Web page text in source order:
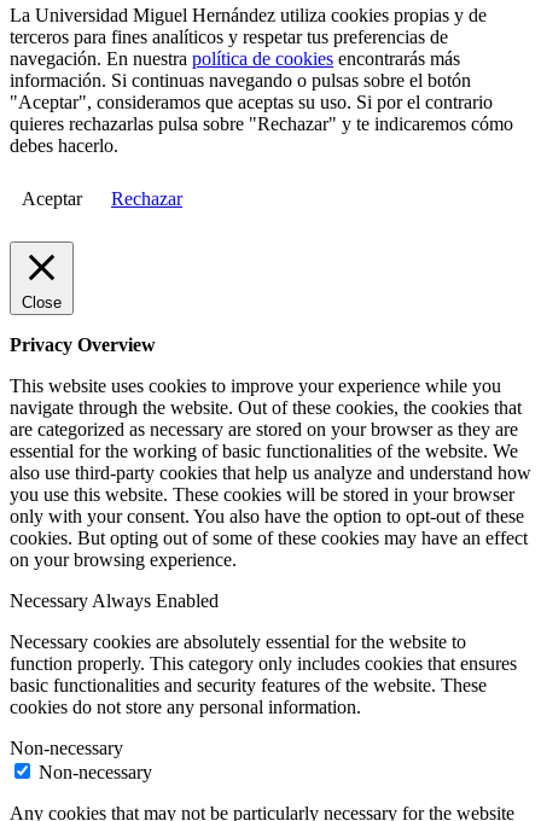
La Universidad Miguel Hernández utiliza cookies propias y de
terceros para fines analíticos y respetar tus preferencias de
navegación. En nuestra política de cookies encontrarás más
información. Si continuas navegando o pulsas sobre el botón
"Aceptar", consideramos que aceptas su uso. Si por el contrario
quieres rechazarlas pulsa sobre "Rechazar" y te indicaremos cómo
debes hacerlo.
Aceptar Rechazar
Close
Privacy Overview
This website uses cookies to improve your experience while you
navigate through the website. Out of these cookies, the cookies that
are categorized as necessary are stored on your browser as they are
essential for the working of basic functionalities of the website. We
also use third-party cookies that help us analyze and understand how
you use this website. These cookies will be stored in your browser
only with your consent. You also have the option to opt-out of these
cookies. But opting out of some of these cookies may have an effect
on your browsing experience.
Necessary Always Enabled
Necessary cookies are absolutely essential for the website to
function properly. This category only includes cookies that ensures
basic functionalities and security features of the website. These
cookies do not store any personal information.
Non-necessary
Non-necessary
Any cookies that may not be particularly necessary for the website